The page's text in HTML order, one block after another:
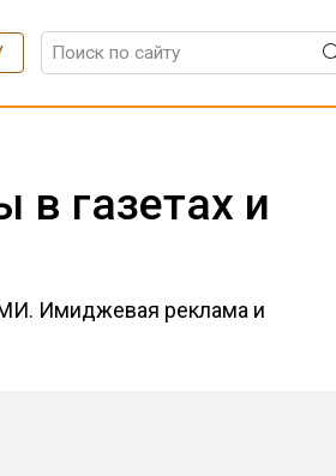
газетах и
Имиджевая реклама и